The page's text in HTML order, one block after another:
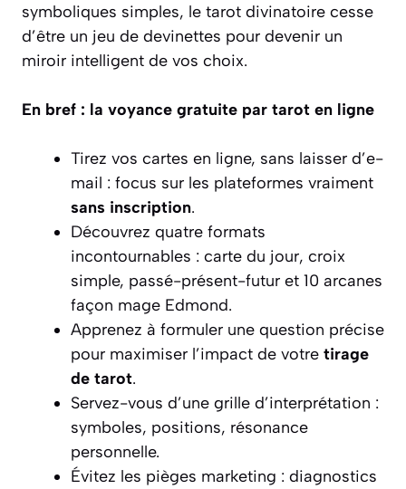
symboliques simples, le tarot divinatoire cesse
d’être un jeu de devinettes pour devenir un
miroir intelligent de vos choix.
En bref : la voyance gratuite par tarot en ligne
Tirez vos cartes en ligne, sans laisser d’e-
mail : focus sur les plateformes vraiment
sans inscription.
Découvrez quatre formats
incontournables : carte du jour, croix
simple, passé-présent-futur et 10 arcanes
façon mage Edmond.
Apprenez à formuler une question précise
pour maximiser l’impact de votre tirage
de tarot.
Servez-vous d’une grille d’interprétation :
symboles, positions, résonance
personnelle.
Évitez les pièges marketing : diagnostics